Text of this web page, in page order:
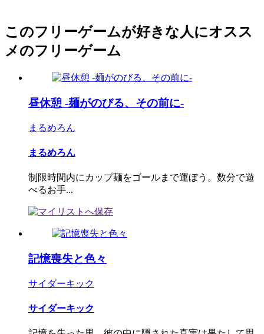
このフリーゲームが好きな人にオスス
メのフリーゲーム
昼休憩 -麺がのびる、その前に-
まるめろん
まるめろん
制限時間内にカップ麺をゴールまで運ぼう。数分で遊
べるお手...
記憶喪失と色々
サイダーキック
サイダーキック